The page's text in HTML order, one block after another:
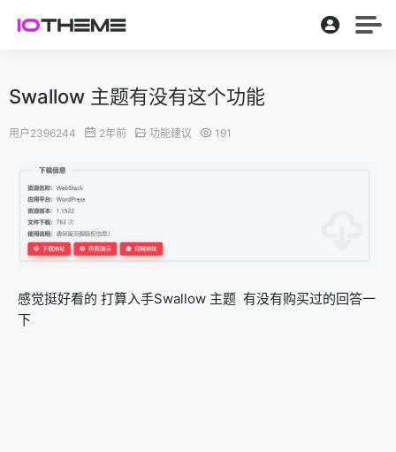
Swallow 主题有没有这个功能
用户2396244 2年前 功能建议 191
感觉挺好看的 打算入手Swallow 主题 有没有购买过的回答一
下